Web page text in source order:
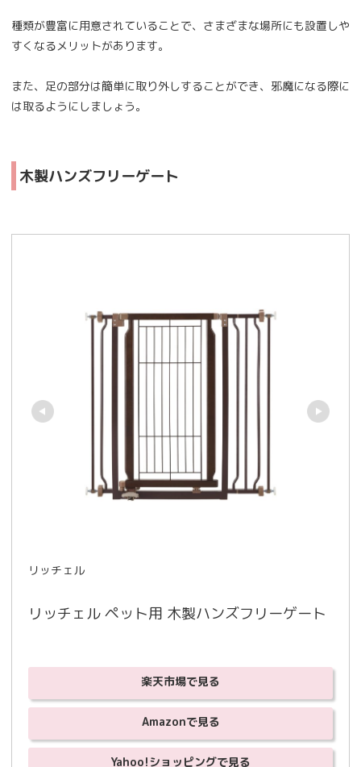
種類が豊富に用意されていることで、さまざまな場所にも設置しや
すくなるメリットがあります。
また、足の部分は簡単に取り外しすることができ、邪魔になる際に
は取るようにしましょう。
木製ハンズフリーゲート
リッチェル
リッチェル ペット用 木製ハンズフリーゲート
楽天市場で見る
Amazonで見る
Yahoo!ショッピングで見る